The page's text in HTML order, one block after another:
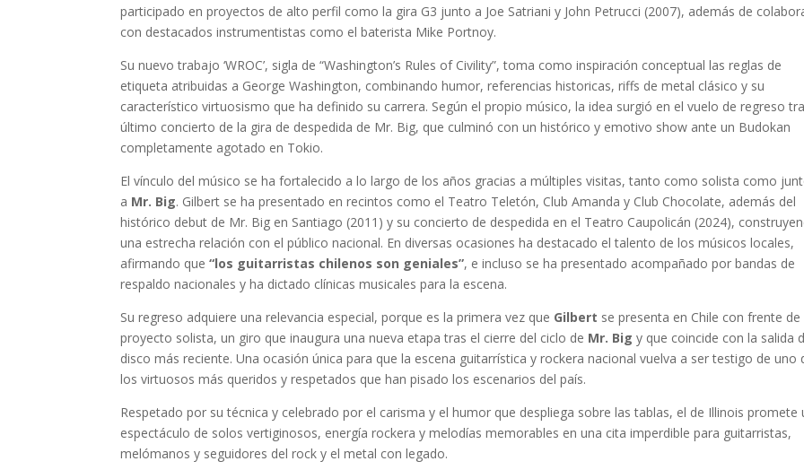
participado en proyectos de alto perfil como la gira G3 junto a Joe Satriani y John Petrucci (2007), además de
con destacados instrumentistas como el baterista Mike Portnoy.
Su nuevo trabajo ‘WROC’, sigla de “Washington’s Rules of Civility”, toma como inspiración conceptual las reglas de
etiqueta atribuidas a George Washington, combinando humor, referencias historicas, riffs de metal clásico y su
característico virtuosismo que ha definido su carrera. Según el propio músico, la idea surgió en el vuelo de regreso
último concierto de la gira de despedida de Mr. Big, que culminó con un histórico y emotivo show ante un Budokan
completamente agotado en Tokio.
El vínculo del músico se ha fortalecido a lo largo de los años gracias a múltiples visitas, tanto como solista como
a Mr. Big. Gilbert se ha presentado en recintos como el Teatro Teletón, Club Amanda y Club Chocolate, además del
histórico debut de Mr. Big en Santiago (2011) y su concierto de despedida en el Teatro Caupolicán (2024),
una estrecha relación con el público nacional. En diversas ocasiones ha destacado el talento de los músicos locales,
afirmando que“los guitarristas chilenos son geniales”, e incluso se ha presentado acompañado por bandas de
respaldo nacionales y ha dictado clínicas musicales para la escena.
Su regreso adquiere una relevancia especial, porque es la primera vez que Gilbert se presenta en Chile con frente de
proyecto solista, un giro que inaugura una nueva etapa tras el cierre del ciclo de Mr. Big y que coincide con la salida
disco más reciente. Una ocasión única para que la escena guitarrística y rockera nacional vuelva a ser testigo de uno
los virtuosos más queridos y respetados que han pisado los escenarios del país.
Respetado por su técnica y celebrado por el carisma y el humor que despliega sobre las tablas, el de Illinois promete
espectáculo de solos vertiginosos, energía rockera y melodías memorables en una cita imperdible para guitarristas,
melómanos y seguidores del rock y el metal con legado.